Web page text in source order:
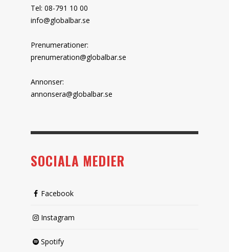
Tel: 08-791 10 00
info@globalbar.se
Prenumerationer:
prenumeration@globalbar.se
Annonser:
annonsera@globalbar.se
SOCIALA MEDIER
Facebook
Instagram
Spotify